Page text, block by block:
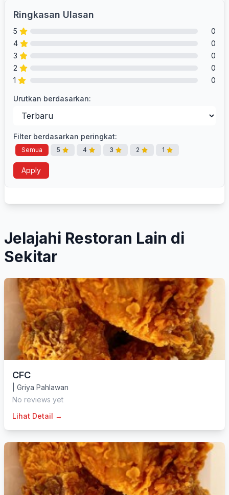
Ringkasan Ulasan
5
0
4
0
3
0
2
0
1
0
Urutkan berdasarkan:
Filter berdasarkan peringkat:
Semua 5 4 3 2 1
Apply
Jelajahi Restoran Lain di
Sekitar
CFC
Griya Pahlawan
No reviews yet
Lihat Detail →